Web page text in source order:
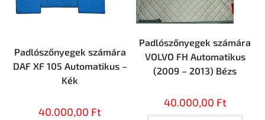
Padlószőnyegek számára
DAF XF 105 Automatikus –
Kék
40.000,00 Ft
Padlószőnyegek számára
VOLVO FH Automatikus
(2009 – 2013) Bézs
40.000,00 Ft